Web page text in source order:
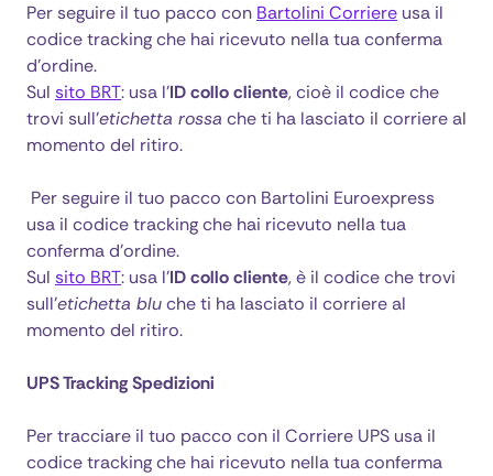
Per seguire il tuo pacco con Bartolini Corriere usa il
codice tracking che hai ricevuto nella tua conferma
d’ordine.
Sul sito BRT: usa l’ID collo cliente, cioè il codice che
trovi sull’etichetta rossa che ti ha lasciato il corriere al
momento del ritiro.
Per seguire il tuo pacco con Bartolini Euroexpress
usa il codice tracking che hai ricevuto nella tua
conferma d’ordine.
Sul sito BRT: usa l’ID collo cliente, è il codice che trovi
sull’etichetta bluche ti ha lasciato il corriere al
momento del ritiro.
UPS Tracking Spedizioni
Per tracciare il tuo pacco con il Corriere UPS usa il
codice tracking che hai ricevuto nella tua conferma